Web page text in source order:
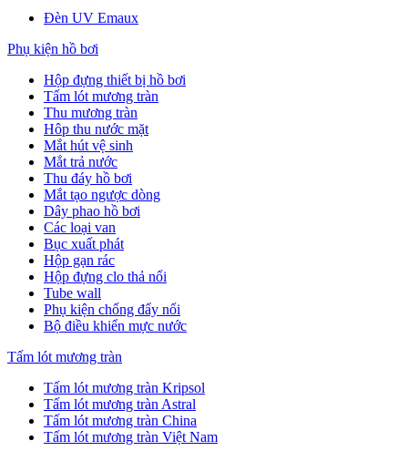
Đèn UV Emaux
Phụ kiện hồ bơi
Hộp đựng thiết bị hồ bơi
Tấm lót mương tràn
Thu mương tràn
Hôp thu nước mặt
Mắt hút vệ sinh
Mắt trả nước
Thu đáy hồ bơi
Mắt tạo ngược dòng
Dây phao hồ bơi
Các loại van
Bục xuất phát
Hộp gạn rác
Hộp đựng clo thả nổi
Tube wall
Phụ kiện chống đẩy nổi
Bộ điều khiển mực nước
Tấm lót mương tràn
Tấm lót mương tràn Kripsol
Tấm lót mương tràn Astral
Tấm lót mương tràn China
Tấm lót mương tràn Việt Nam